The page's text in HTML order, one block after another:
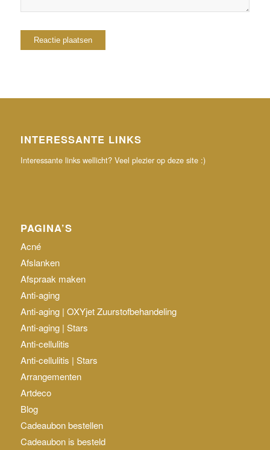
INTERESSANTE LINKS
Interessante links wellicht? Veel plezier op deze site :)
PAGINA’S
Acné
Afslanken
Afspraak maken
Anti-aging
Anti-aging | OXYjet Zuurstofbehandeling
Anti-aging | Stars
Anti-cellulitis
Anti-cellulitis | Stars
Arrangementen
Artdeco
Blog
Cadeaubon bestellen
Cadeaubon is besteld